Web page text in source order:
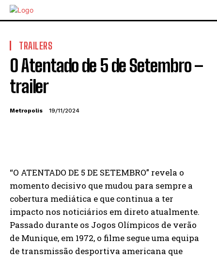
TRAILERS
O Atentado de 5 de Setembro –
trailer
Metropolis 19/11/2024
“O ATENTADO DE 5 DE SETEMBRO” revela o
momento decisivo que mudou para sempre a
cobertura mediática e que continua a ter
impacto nos noticiários em direto atualmente.
Passado durante os Jogos Olímpicos de verão
de Munique, em 1972, o filme segue uma equipa
de transmissão desportiva americana que